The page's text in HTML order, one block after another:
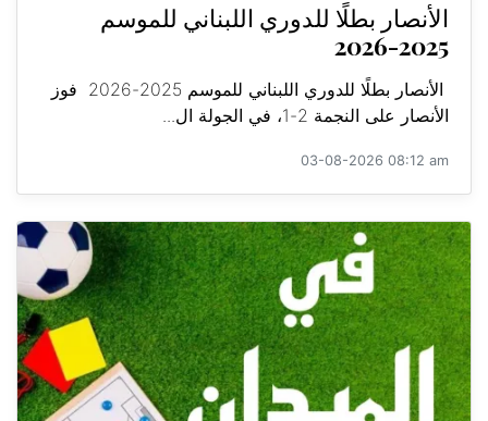
الأنصار بطلًا للدوري اللبناني للموسم
2025-2026
الأنصار بطلًا للدوري اللبناني للموسم 2025-2026 فوز
الأنصار على النجمة 2-1، في الجولة ال...
03-08-2026 08:12 am